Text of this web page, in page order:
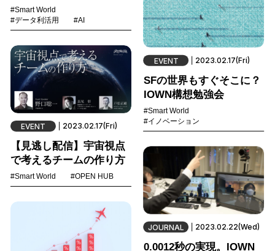
#Smart World
#データ利活用
#AI
EVENT 2023.02.17(Fri)
SFの世界もすぐそこに？
IOWN構想勉強会
#Smart World
#イノベーション
EVENT 2023.02.17(Fri)
【見逃し配信】宇宙視点
で考えるチームの作り方
#Smart World #OPEN HUB
JOURNAL 2023.02.22(Wed)
0.0012秒の実現。IOWN